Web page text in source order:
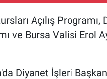
Açılış
ve Bursa Valisi Erol
Diyanet İşleri